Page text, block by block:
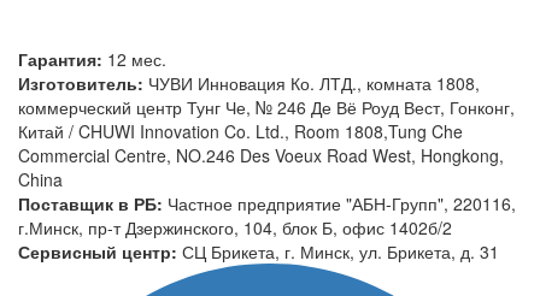
Гарантия: 12 мес.
Изготовитель: ЧУВИ Инновация Ко. ЛТД., комната 1808,
коммерческий центр Тунг Че, № 246 Де Вё Роуд Вест, Гонконг,
Китай / CHUWI Innovation Co. Ltd., Room 1808,Tung Che
Commercial Centre, NO.246 Des Voeux Road West, Hongkong,
China
Поставщик в РБ: Частное предприятие "АБН-Групп", 220116,
г.Минск, пр-т Дзержинского, 104, блок Б, офис 1402б/2
Сервисный центр: СЦ Брикета, г. Минск, ул. Брикета, д. 31